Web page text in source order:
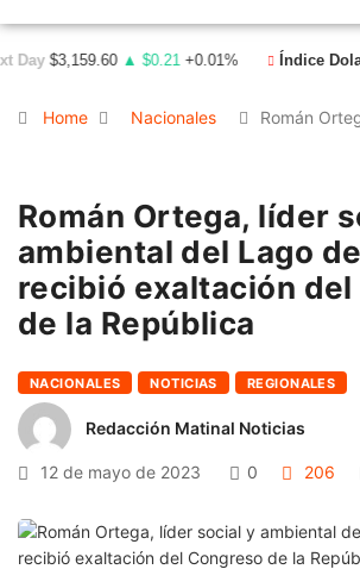
$3,159.60 ▲ $0.21+0.01% Índice Dolar
Home Nacionales Román
Román Ortega, líder
ambiental del Lago
recibió exaltación del
de la República
NACIONALES NOTICIAS REGIONALES
Redacción Matinal Noticias
12 de mayo de 2023 0 206